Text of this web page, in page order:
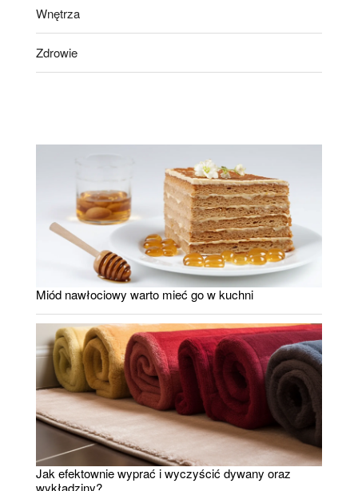
Wnętrza
Zdrowie
Miód nawłociowy warto mieć go w kuchni
Jak efektownie wyprać i wyczyścić dywany oraz